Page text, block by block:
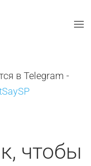
в Telegram -
чтобы